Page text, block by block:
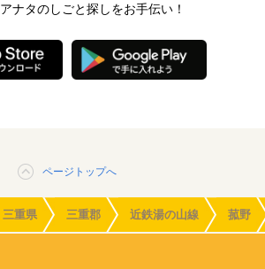
アナタのしごと探しをお手伝い！
ページトップへ
三重県 三重郡 近鉄湯の山線 菰野